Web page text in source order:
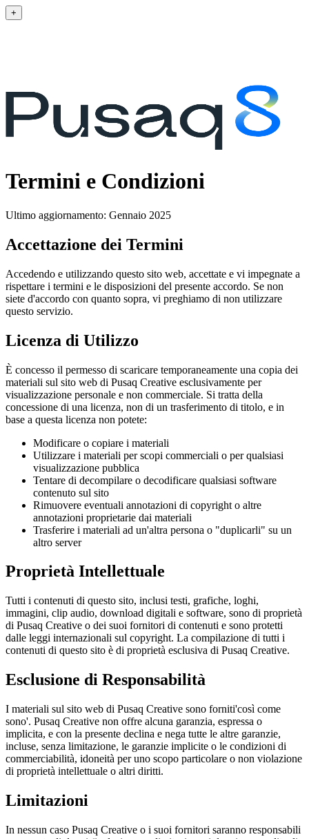
+
Termini e Condizioni
Ultimo aggiornamento: Gennaio 2025
Accettazione dei Termini
Accedendo e utilizzando questo sito web, accettate e vi impegnate a
rispettare i termini e le disposizioni del presente accordo. Se non
siete d'accordo con quanto sopra, vi preghiamo di non utilizzare
questo servizio.
Licenza di Utilizzo
È concesso il permesso di scaricare temporaneamente una copia dei
materiali sul sito web di Pusaq Creative esclusivamente per
visualizzazione personale e non commerciale. Si tratta della
concessione di una licenza, non di un trasferimento di titolo, e in
base a questa licenza non potete:
Modificare o copiare i materiali
Utilizzare i materiali per scopi commerciali o per qualsiasi
visualizzazione pubblica
Tentare di decompilare o decodificare qualsiasi software
contenuto sul sito
Rimuovere eventuali annotazioni di copyright o altre
annotazioni proprietarie dai materiali
Trasferire i materiali ad un'altra persona o "duplicarli" su un
altro server
Proprietà Intellettuale
Tutti i contenuti di questo sito, inclusi testi, grafiche, loghi,
immagini, clip audio, download digitali e software, sono di proprietà
di Pusaq Creative o dei suoi fornitori di contenuti e sono protetti
dalle leggi internazionali sul copyright. La compilazione di tutti i
contenuti di questo sito è di proprietà esclusiva di Pusaq Creative.
Esclusione di Responsabilità
I materiali sul sito web di Pusaq Creative sono forniti'così come
sono'. Pusaq Creative non offre alcuna garanzia, espressa o
implicita, e con la presente declina e nega tutte le altre garanzie,
incluse, senza limitazione, le garanzie implicite o le condizioni di
commerciabilità, idoneità per uno scopo particolare o non violazione
di proprietà intellettuale o altri diritti.
Limitazioni
In nessun caso Pusaq Creative o i suoi fornitori saranno responsabili